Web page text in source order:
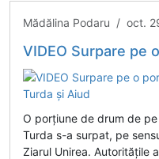
Mădălina Podaru / oct.
VIDEO Surpare pe o porțiune
O porțiune de drum de
Turda s-a surpat, pe
Ziarul Unirea. Autoritățile